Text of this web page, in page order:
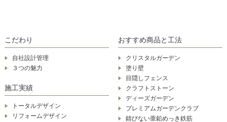
こだわり
自社設計管理
３つの魅力
施工実績
トータルデザイン
リフォームデザイン
おすすめ商品と工法
クリスタルガーデン
塗り壁
目隠しフェンス
クラフトストーン
ディーズガーデン
プレミアムガーデンクラブ
錆びない亜鉛めっき鉄筋